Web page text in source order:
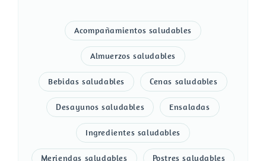
Acompañamientos saludables
Almuerzos saludables
Bebidas saludables Cenas saludables
Desayunos saludables Ensaladas
Ingredientes saludables
Meriendas saludables Postres saludables